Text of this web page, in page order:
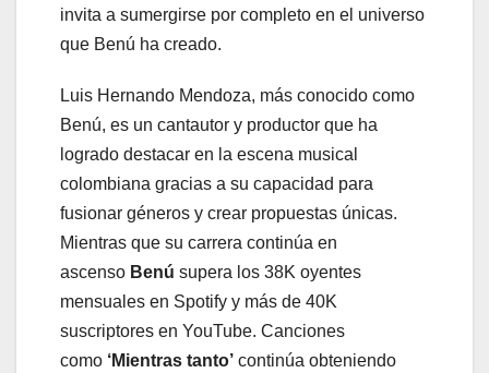
invita a sumergirse por completo en el universo
que Benú ha creado.
Luis Hernando Mendoza, más conocido como
Benú, es un cantautor y productor que ha
logrado destacar en la escena musical
colombiana gracias a su capacidad para
fusionar géneros y crear propuestas únicas.
Mientras que su carrera continúa en
ascenso Benú supera los 38K oyentes
mensuales en Spotify y más de 40K
suscriptores en YouTube. Canciones
como ‘Mientras tanto’ continúa obteniendo